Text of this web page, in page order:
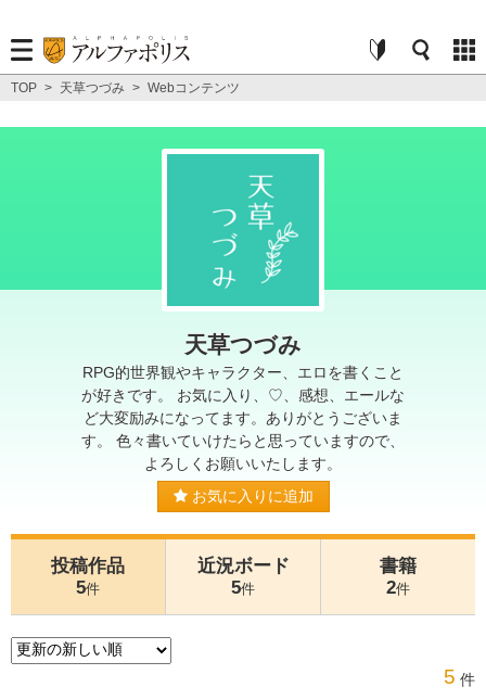
TOP > 天草つづみ > Webコンテンツ
天草つづみ
RPG的世界観やキャラクター、エロを書くこと
が好きです。 お気に入り、♡、感想、エールな
ど大変励みになってます。ありがとうございま
す。 色々書いていけたらと思っていますので、
よろしくお願いいたします。
お気に入りに追加
投稿作品
5件
近況ボード
5件
書籍
2件
5 件